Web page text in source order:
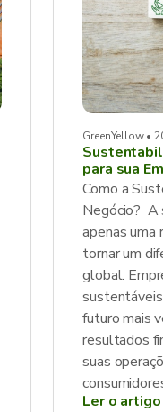
GreenYellow •
para sua
Como a
Negócio? A
apenas uma
tornar um
global.
futuro mais
resultados
suas
Ler o